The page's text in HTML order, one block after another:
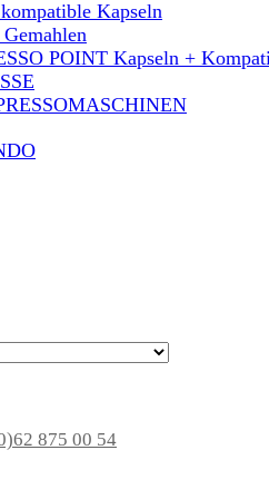
Kapseln
POINT Kapseln +
875 00 54